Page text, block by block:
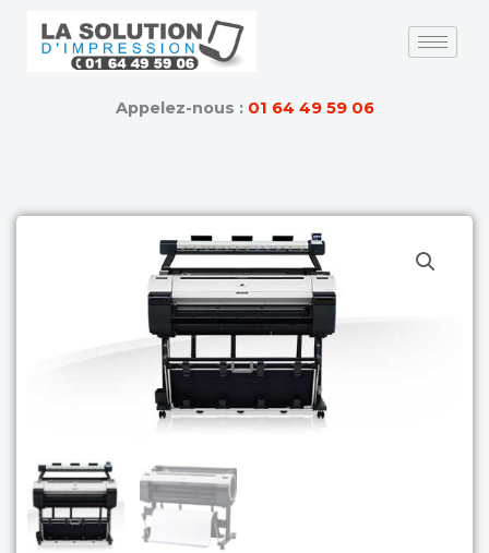
Appelez-nous : 01 64 49 59 06